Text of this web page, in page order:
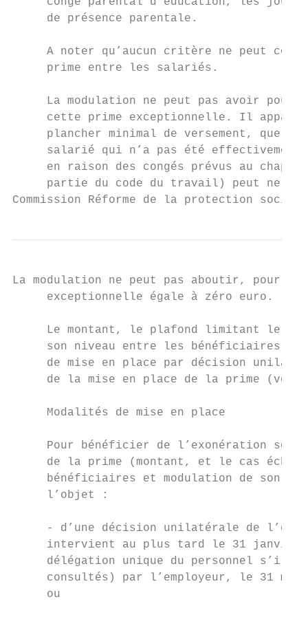
     de présence parentale.
A noter qu’aucun critère ne peut
     prime entre les salariés.
La modulation ne peut pas avoir pour
cette prime exceptionnelle. Il
plancher minimal de versement, quel
salarié qui n’a pas été
en raison des congés prévus au
partie du code du travail) peut ne
Commission Réforme de la protection
La modulation ne peut pas aboutir, pour
     exceptionnelle égale à zéro euro.
Le montant, le plafond limitant le
son niveau entre les bénéficiaires
de mise en place par décision
de la mise en place de la prime (voir
     Modalités de mise en place
Pour bénéficier de l’exonération
de la prime (montant, et le cas
bénéficiaires et modulation de son
     l’objet :
- d’une décision unilatérale de
intervient au plus tard le 31
délégation unique du personnel s’ils
consultés) par l’employeur, le 31
     ou